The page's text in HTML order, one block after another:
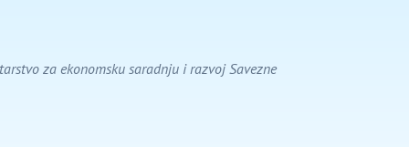
za ekonomsku saradnju i razvoj Savezne